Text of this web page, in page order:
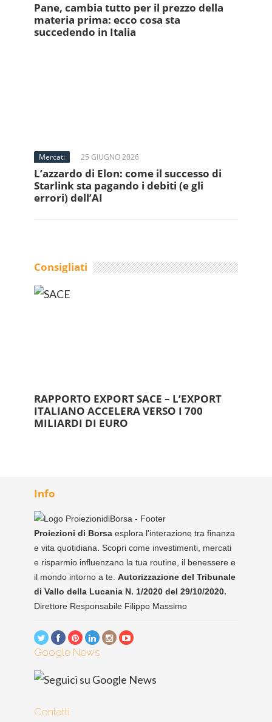
Pane, cambia tutto per il prezzo della
materia prima: ecco cosa sta
succedendo in Italia
Mercati 25 GIUGNO 2026
L’azzardo di Elon: come il successo di
Starlink sta pagando i debiti (e gli
errori) dell’AI
Consigliati
RAPPORTO EXPORT SACE – L’EXPORT
ITALIANO ACCELERA VERSO I 700
MILIARDI DI EURO
Info
Proiezioni di Borsa esplora l'interazione tra finanza
e vita quotidiana. Scopri come investimenti, mercati
e risparmio influenzano la tua routine, il benessere e
il mondo intorno a te. Autorizzazione del Tribunale
di Vallo della Lucania N. 1/2020 del 29/10/2020.
Direttore Responsabile Filippo Massimo
Google News
Contatti